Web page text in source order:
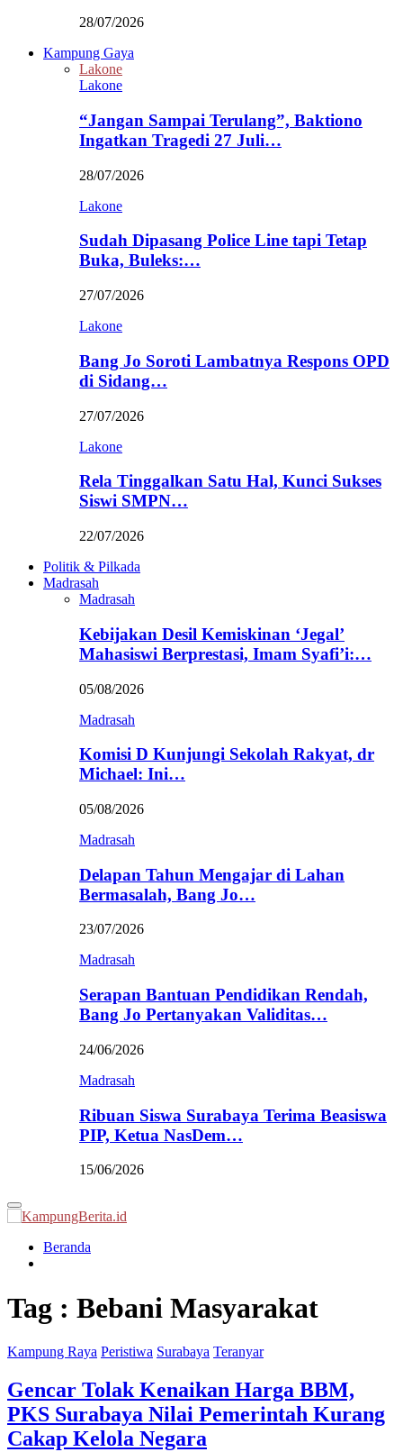
28/07/2026
Kampung Gaya
Lakone
Lakone
“Jangan Sampai Terulang”, Baktiono
Ingatkan Tragedi 27 Juli…
28/07/2026
Lakone
Sudah Dipasang Police Line tapi Tetap
Buka, Buleks:…
27/07/2026
Lakone
Bang Jo Soroti Lambatnya Respons OPD
di Sidang…
27/07/2026
Lakone
Rela Tinggalkan Satu Hal, Kunci Sukses
Siswi SMPN…
22/07/2026
Politik & Pilkada
Madrasah
Madrasah
Kebijakan Desil Kemiskinan ‘Jegal’
Mahasiswi Berprestasi, Imam Syafi’i:…
05/08/2026
Madrasah
Komisi D Kunjungi Sekolah Rakyat, dr
Michael: Ini…
05/08/2026
Madrasah
Delapan Tahun Mengajar di Lahan
Bermasalah, Bang Jo…
23/07/2026
Madrasah
Serapan Bantuan Pendidikan Rendah,
Bang Jo Pertanyakan Validitas…
24/06/2026
Madrasah
Ribuan Siswa Surabaya Terima Beasiswa
PIP, Ketua NasDem…
15/06/2026
Primary
Menu
Beranda
Tag : Bebani Masyarakat
Kampung Raya Peristiwa Surabaya Teranyar
Gencar Tolak Kenaikan Harga BBM,
PKS Surabaya Nilai Pemerintah Kurang
Cakap Kelola Negara